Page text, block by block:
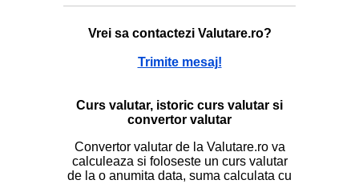
Vrei sa contactezi Valutare.ro?
Trimite mesaj!
Curs valutar, istoric curs valutar si
convertor valutar
Convertor valutar de la Valutare.ro va
calculeaza si foloseste un curs valutar
de la o anumita data, suma calculata cu